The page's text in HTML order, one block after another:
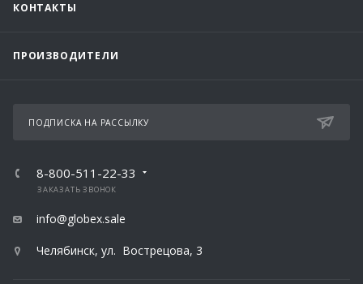
КОНТАКТЫ
ПРОИЗВОДИТЕЛИ
ПОДПИСКА НА РАССЫЛКУ
8-800-511-22-33
ЗАКАЗАТЬ ЗВОНОК
info@globex.sale
Челябинск, ул. Вострецова, 3